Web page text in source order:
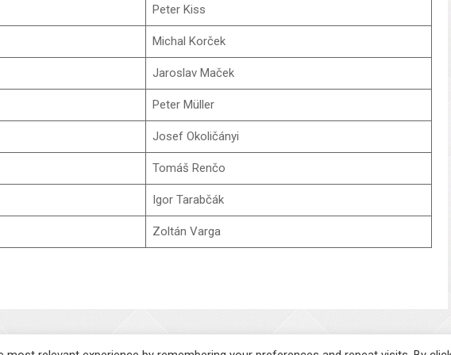
Peter Kiss
Michal Korček
Jaroslav Maček
Peter Müller
Josef Okoličányi
Tomáš Renčo
Igor Tarabčák
Zoltán Varga